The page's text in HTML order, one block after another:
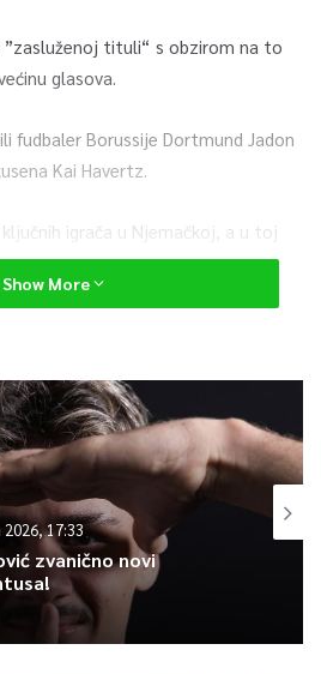
”zasluženoj tituli“ s obzirom na to
glasova.
fudbaler Borussije Dortmund Jadon
Kai Havertz.
igrača u Njemačkoj, a u toj
0
Show More
17:33
zvanično novi